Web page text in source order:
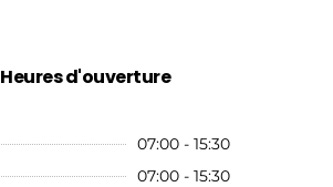
Heures d'ouverture
07:00 - 15:30
07:00 - 15:30